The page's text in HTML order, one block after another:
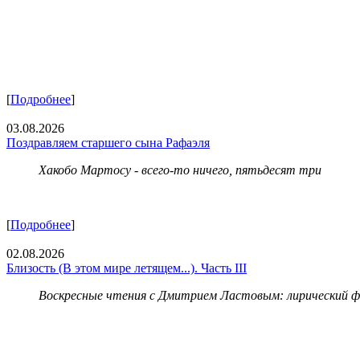
[Подробнее]
03.08.2026
Поздравляем старшего сына Рафаэля
Хакобо Мартосу - всего-то ничего, пятьдесят три
[Подробнее]
02.08.2026
Близость (В этом мире летящем...). Часть III
Воскресные чтения с Дмитрием Ластовым: лирический